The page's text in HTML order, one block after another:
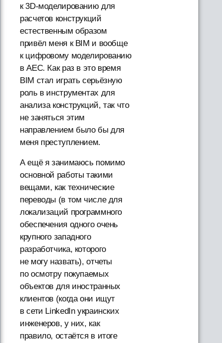
к 3D-моделированию для
расчетов конструкций
естественным образом
привёл меня к BIM и вообще
к цифровому моделированию
в AEC. Как раз в это время
BIM стал играть серьёзную
роль в инструментах для
анализа конструкций, так что
не заняться этим
направлением было бы для
меня преступлением.
А ещё я занимаюсь помимо
основной работы такими
вещами, как технические
переводы (в том числе для
локализаций программного
обеспечения одного очень
крупного западного
разработчика, которого
не могу назвать), отчеты
по осмотру покупаемых
объектов для иностранных
клиентов (когда они ищут
в сети LinkedIn украинских
инженеров, у них, как
правило, остаётся в итоге